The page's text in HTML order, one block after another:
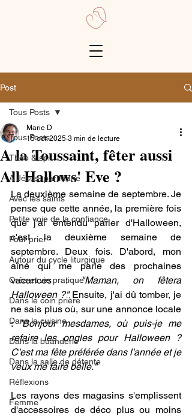
Post
Tous Posts
Théo & spi
A Jésus, par Marie
Avec les saints
Petite voie de la confiance
Pour prier
Autour du cycle liturgique
Créa et vie pratique
Dans le coin prière
Dans la cuisine
Dans la buanderie
Dans la salle de détente
Réflexions
Femme
Tous Posts
A la Toussaint, fêter aussi
All Hallows' Eve ?
Marie D
15 oct. 2025 3 min de lecture
La deuxième semaine de septembre. Je
pense que cette année, la première fois
que j'ai entendu parler d'Halloween,
c'est la deuxième semaine de
septembre. Deux fois. D'abord, mon
aîné qui me parle des prochaines
vacances : "Maman, on fêtera
Halloween ?" Ensuite, j'ai dû tomber, je
ne sais plus où, sur une annonce locale
: "Bonjour mesdames, où puis-je me
refaire les ongles pour Halloween ?
C'est ma fête préférée dans l'année et je
veux me faire belle."
Les rayons des magasins s'emplissent
d'accessoires de déco plus ou moins